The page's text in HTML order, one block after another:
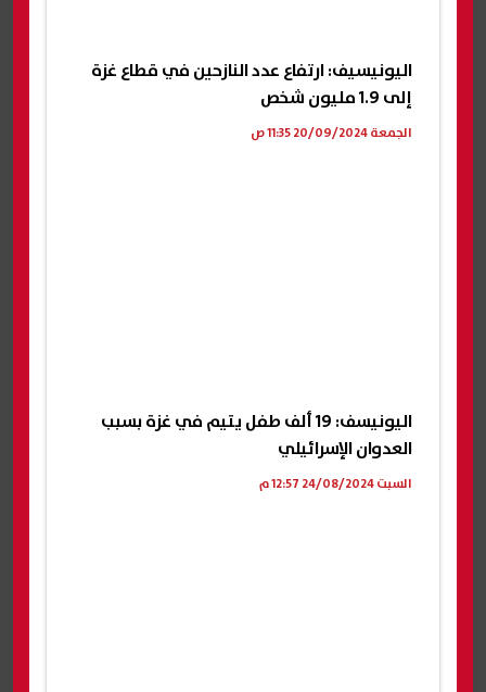
اليونيسيف: ارتفاع عدد النازحين في قطاع غزة
إلى 1.9 مليون شخص
الجمعة 20/09/2024 11:35 ص
اليونيسف: 19 ألف طفل يتيم في غزة بسبب
العدوان الإسرائيلي
السبت 24/08/2024 12:57 م